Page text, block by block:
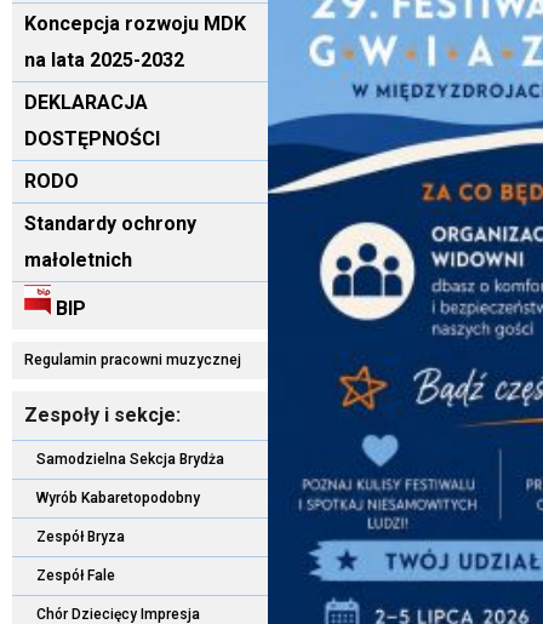
Koncepcja rozwoju MDK
na lata 2025-2032
DEKLARACJA
DOSTĘPNOŚCI
RODO
Standardy ochrony
małoletnich
BIP
Regulamin pracowni muzycznej
Zespoły i sekcje:
Samodzielna Sekcja Brydża
Wyrób Kabaretopodobny
Zespół Bryza
Zespół Fale
Chór Dziecięcy Impresja